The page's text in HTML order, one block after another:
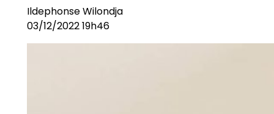
Ildephonse Wilondja
03/12/2022 19h46